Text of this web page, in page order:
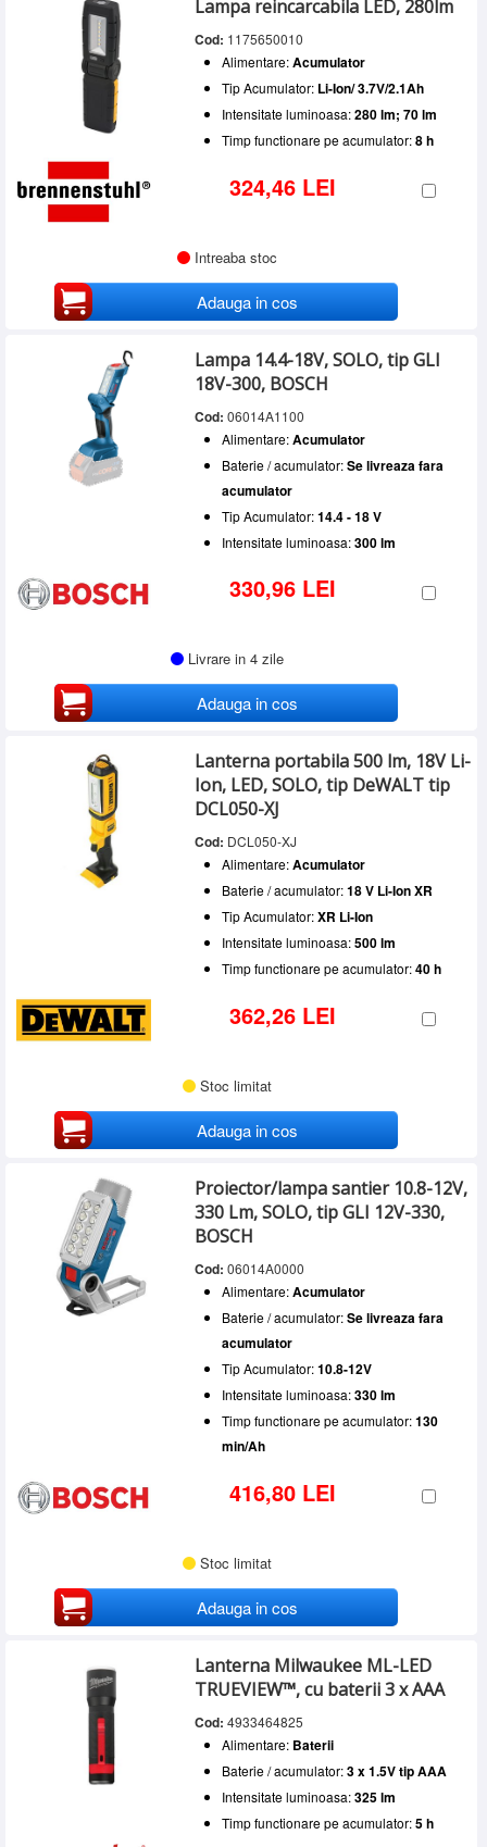
Lampa reincarcabila LED, 280lm
Cod: 1175650010
Alimentare:Acumulator
Tip Acumulator: Li-Ion/ 3.7V/2.1Ah
Intensitate luminoasa:280 lm; 70 lm
Timp functionare pe acumulator:8 h
324,46 LEI
Intreaba stoc
Adauga in cos
Lampa 14.4-18V, SOLO, tip GLI
18V-300, BOSCH
Cod: 06014A1100
Alimentare:Acumulator
Baterie / acumulator:Se livreaza fara
acumulator
Tip Acumulator:14.4 - 18 V
Intensitate luminoasa:300 lm
330,96 LEI
Livrare in 4 zile
Adauga in cos
Lanterna portabila 500 lm, 18V Li-
Ion, LED, SOLO, tip DeWALT tip
DCL050-XJ
Cod: DCL050-XJ
Alimentare:Acumulator
Baterie / acumulator:18 V Li-Ion XR
Tip Acumulator:XR Li-Ion
Intensitate luminoasa:500 lm
Timp functionare pe acumulator:40 h
362,26 LEI
Stoc limitat
Adauga in cos
Proiector/lampa santier 10.8-12V,
330 Lm, SOLO, tip GLI 12V-330,
BOSCH
Cod: 06014A0000
Alimentare:Acumulator
Baterie / acumulator:Se livreaza fara
acumulator
Tip Acumulator:10.8-12V
Intensitate luminoasa:330 lm
Timp functionare pe acumulator:130
min/Ah
416,80 LEI
Stoc limitat
Adauga in cos
Lanterna Milwaukee ML-LED
TRUEVIEW™, cu baterii 3 x AAA
Cod: 4933464825
Alimentare: Baterii
Baterie / acumulator:3 x 1.5V tip AAA
Intensitate luminoasa:325 lm
Timp functionare pe acumulator:5 h